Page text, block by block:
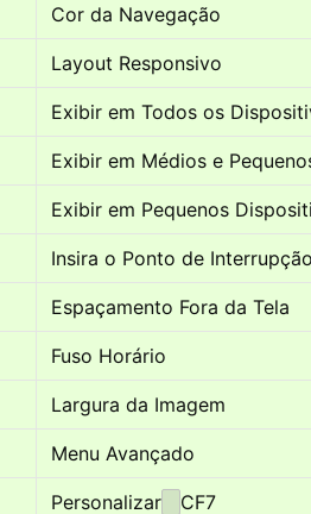
Cor da Navegação
Layout Responsivo
Exibir em Todos os
Exibir em Médios e
Exibir em Pequenos
Insira o Ponto de
Espaçamento Fora da Tela
Fuso Horário
Largura da Imagem
Menu Avançado
Personalizar CF7